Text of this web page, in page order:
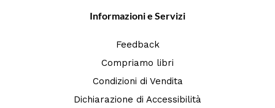
Informazioni e Servizi
Feedback
Compriamo libri
Condizioni di Vendita
Dichiarazione di Accessibilità